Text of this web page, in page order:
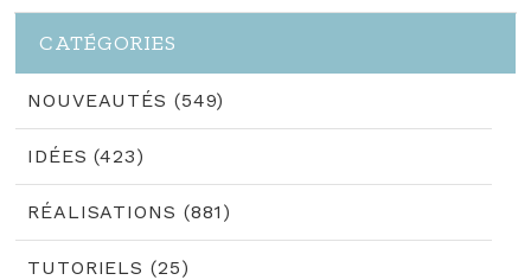
CATÉGORIES
NOUVEAUTÉS (549)
IDÉES (423)
RÉALISATIONS (881)
TUTORIELS (25)